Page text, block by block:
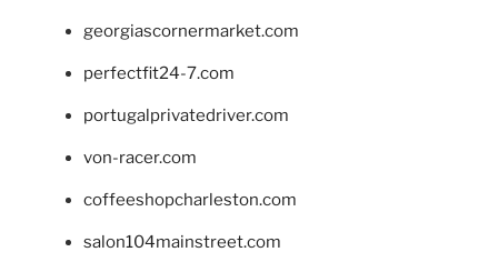
georgiascornermarket.com
perfectfit24-7.com
portugalprivatedriver.com
von-racer.com
coffeeshopcharleston.com
salon104mainstreet.com